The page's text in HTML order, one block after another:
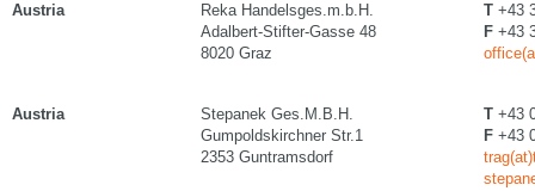
Austria
Reka Handelsges.m.b.H.
Adalbert-Stifter-Gasse 48
8020 Graz
T +43
F +43
Austria
Stepanek Ges.M.B.H.
Gumpoldskirchner Str.1
2353 Guntramsdorf
T +43
F +43